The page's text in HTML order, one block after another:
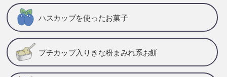
ハスカップを使ったお菓子
プチカップ入りきな粉まみれ系お餅